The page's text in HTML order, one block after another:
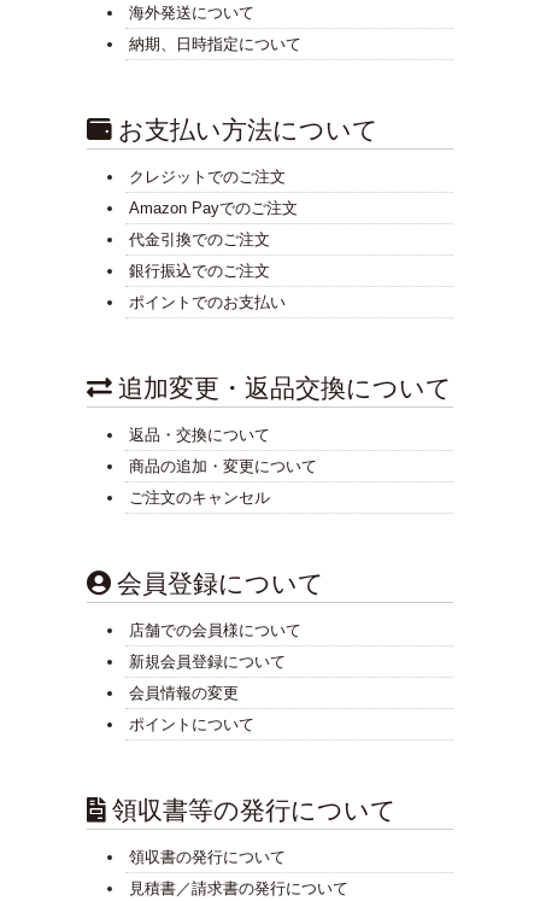
海外発送について
納期、日時指定について
お支払い方法について
クレジットでのご注文
Amazon Payでのご注文
代金引換でのご注文
銀行振込でのご注文
ポイントでのお支払い
追加変更・返品交換について
返品・交換について
商品の追加・変更について
ご注文のキャンセル
会員登録について
店舗での会員様について
新規会員登録について
会員情報の変更
ポイントについて
領収書等の発行について
領収書の発行について
見積書／請求書の発行について